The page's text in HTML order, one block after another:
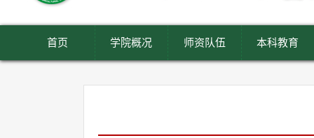
首页 学院概况 师资队伍 本科教育